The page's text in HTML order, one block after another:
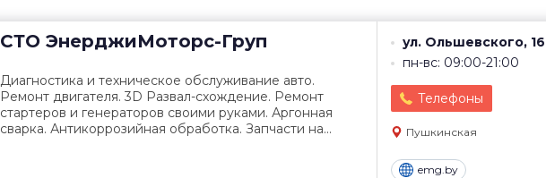
СТО ЭнерджиМоторс-Груп
ул. Ольшевского,
пн-вс: 09:00-21:00
Телефоны
Пушкинская
emg.by
Диагностика и техническое обслуживание авто.
Ремонт двигателя. 3D Развал-схождение. Ремонт
стартеров и генераторов своими руками. Аргонная
сварка. Антикоррозийная обработка. Запчасти на...